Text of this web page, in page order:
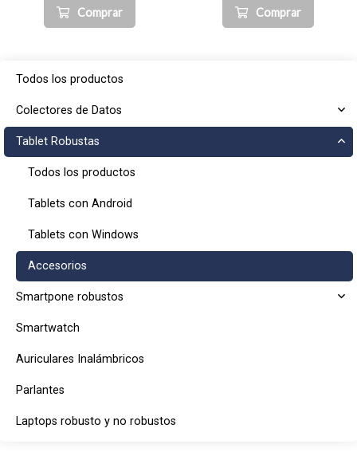
Todos los productos
Colectores de Datos
Tablet Robustas
Todos los productos
Tablets con Android
Tablets con Windows
Accesorios
Smartpone robustos
Smartwatch
Auriculares Inalámbricos
Parlantes
Laptops robusto y no robustos
Comprar Comprar